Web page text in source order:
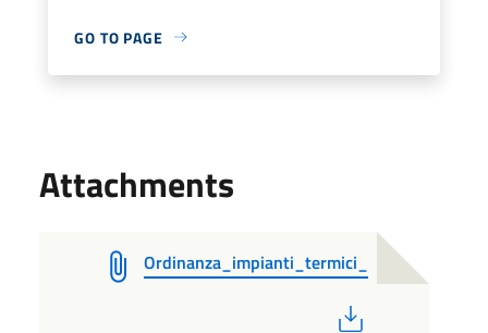
GO TO PAGE
Attachments
Ordinanza_impianti_termici_